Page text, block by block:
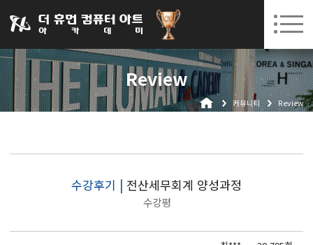
031-252-7277 수원캠퍼스 개강 08. 12.(수)
로그인 회원가입 고객센터
Review
커뮤니티 Review
수강후기 | 전산세무회계 양성과정
수강평
아카데미소개
인사말
오시는길
생성형AI